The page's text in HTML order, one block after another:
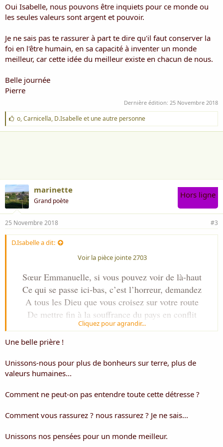
Oui Isabelle, nous pouvons être inquiets pour ce monde ou
les seules valeurs sont argent et pouvoir.
Je ne sais pas te rassurer à part te dire qu'il faut conserver la
foi en l'être humain, en sa capacité à inventer un monde
meilleur, car cette idée du meilleur existe en chacun de nous.
Belle journée
Pierre
Dernière édition: 25 Novembre 2018
J
'
a
o,Carnicella, D.Isabelleet une autre personne
marinette
Grand poète
Hors ligne
25 Novembre 2018 #3
D.Isabelle a dit:
Voir la pièce jointe 2703
Sœur Emmanuelle, si vous pouvez voir de là-haut
Ce qui se passe ici-bas, c’est l’horreur, demandez
A tous les Dieu que vous croisez sur votre route
De mettre fin à la souffrance du pays en conflit
L’abbé Pierre par pitié, entendez la prière de la terre
Faites que votre travail ne tombe pas dans le puits
Au creux des eaux incurables, la misère prolifère
Le monde est fatigué, il recule au lieu d’avancer
J’aimerais crier sur tous les toits, plus jamais ça
Si la vie existe ailleurs, regardez la mappemonde
Cliquez pour agrandir...
Une belle prière !
Unissons-nous pour plus de bonheurs sur terre, plus de
valeurs humaines...
Comment ne peut-on pas entendre toute cette détresse ?
Comment vous rassurez ? nous rassurez ? Je ne sais...
Unissons nos pensées pour un monde meilleur.